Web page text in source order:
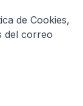
de Cookies,
del correo